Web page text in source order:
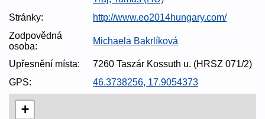
Stránky:
http://www.eo2014hungary.com/
Zodpovědná
osoba:
Michaela Bakrlíková
Upřesnění místa:
7260 Taszár Kossuth u. (HRSZ 071/2)
GPS:
46.3738256, 17.9054373
+